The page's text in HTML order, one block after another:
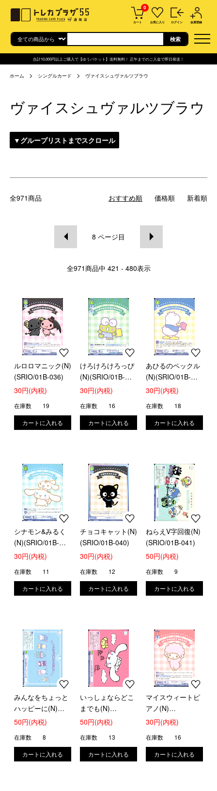
0
カート お気に入り ログイン 会員登録
合計10,000円以上ご購入で【ゆうパケット】送料無料！ 正午までのご入金で即日発送！
ホーム シングルカード ヴァイスシュヴァルツブラウ
ヴァイスシュヴァルツブラウ
▼グループリストまでスクロール
全971商品 おすすめ順 価格順 新着順
8 ページ目
全971商品中 421 - 480表示
ルロロマニック(N)
(SRIO/01B-036)
30円(内税)
在庫数 19
けろけろけろっぴ
(N)(SRIO/01B-
037)
30円(内税)
在庫数 16
あひるのペックル
(N)(SRIO/01B-
038)
30円(内税)
在庫数 18
シナモン&みるく
(N)(SRIO/01B-
039)
30円(内税)
在庫数 11
チョコキャット(N)
(SRIO/01B-040)
30円(内税)
在庫数 12
ねらえV字回復(N)
(SRIO/01B-041)
50円(内税)
在庫数 9
みんなをちょっと
ハッピーに(N)
(SRIO/01B-042)
50円(内税)
在庫数 8
いっしょならどこ
までも(N)
(SRIO/01B-043)
50円(内税)
在庫数 13
マイスウィートピ
アノ(N)
(SRIO/01B-055)
30円(内税)
在庫数 16